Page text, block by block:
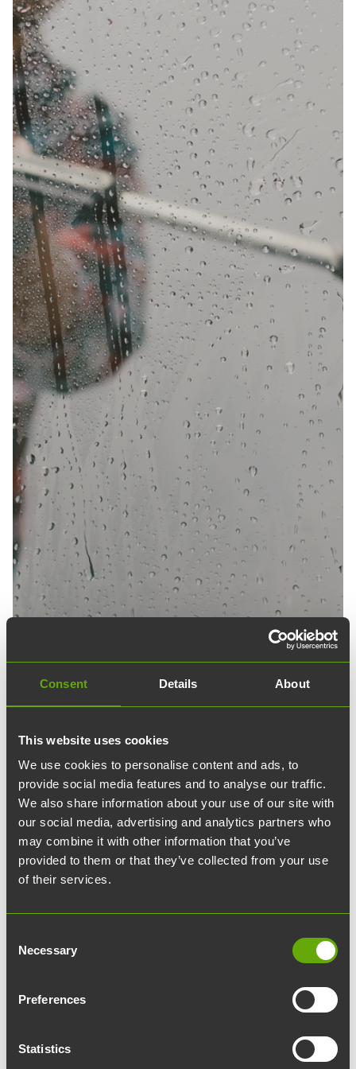
Consent Details About
This website uses cookies
We use cookies to personalise content and ads, to
provide social media features and to analyse our traffic.
We also share information about your use of our site with
our social media, advertising and analytics partners who
may combine it with other information that you’ve
provided to them or that they’ve collected from your use
of their services.
Selection
Necessary
Preferences
Statistics
07.12.2023
GP Autopesu tuli
Tiedepuistoon
pesupalvelu, kun
sijaitsee BioCityn pysäköintihallissa -2 -
Joukahaisenkadulta.